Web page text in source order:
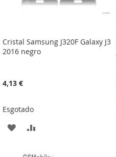
Cristal Samsung J320F Galaxy J3
2016 negro
4,13 €
Esgotado
ADICIONAR